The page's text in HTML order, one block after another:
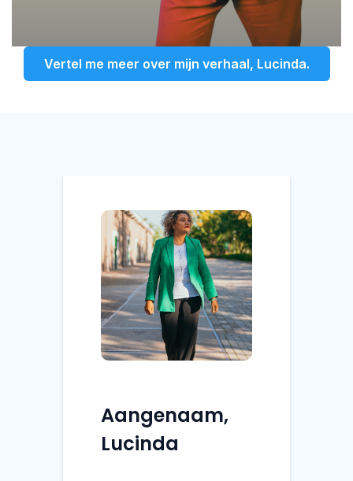
Vertel me meer over mijn verhaal, Lucinda.
Aangenaam,
Lucinda